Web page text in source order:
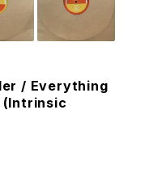
/ Everything
(Intrinsic